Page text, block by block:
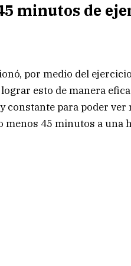
minutos de
por medio del
esto de manera
constante para poder
menos 45 minutos a una